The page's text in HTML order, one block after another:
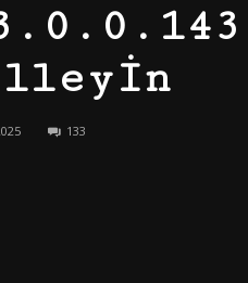
133